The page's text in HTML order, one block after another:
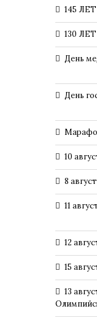
145
130
День
День
10
8
11
12
15
13